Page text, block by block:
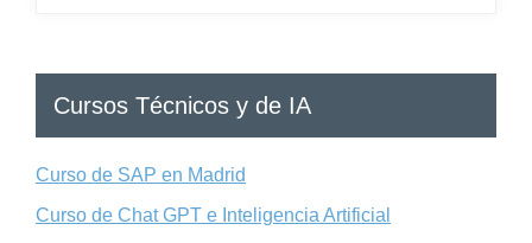
Cursos Técnicos y de IA
Curso de SAP en Madrid
Curso de Chat GPT e Inteligencia Artificial